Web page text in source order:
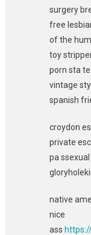
surgery
free
of the
toy
porn sta
vintage
spanish
croydon
private
pa
native
nice
ass